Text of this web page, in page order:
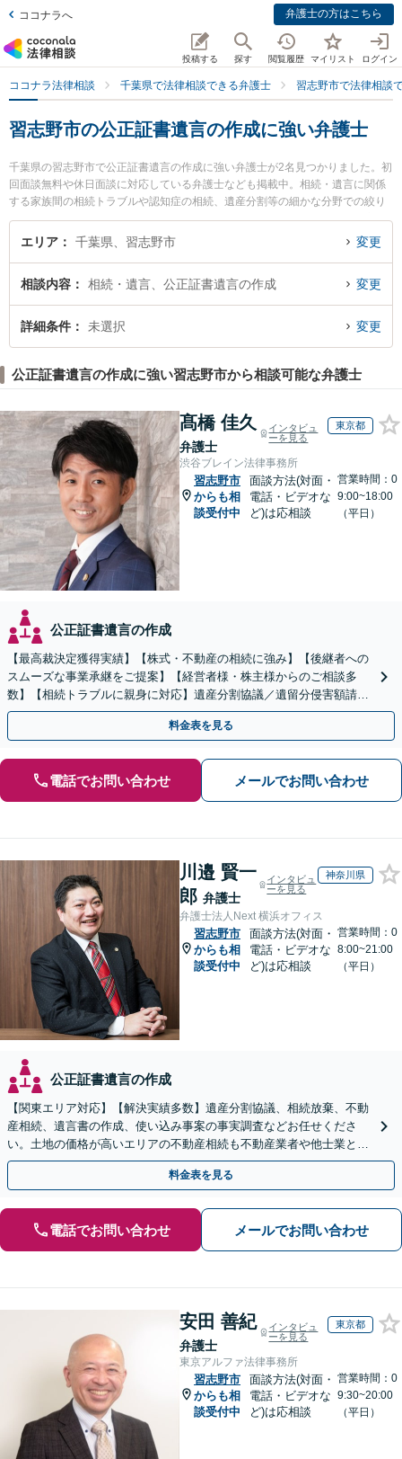
ココナラへ 弁護士の方はこちら
投稿する 探す 閲覧履歴 マイリスト ログイン
ココナラ法律相談 千葉県で法律相談できる弁護士 習志野市で法律相談
習志野市の公正証書遺言の作成に強い弁護士
千葉県の習志野市で公正証書遺言の作成に強い弁護士が2名見つかりました。初
回面談無料や休日面談に対応している弁護士なども掲載中。相続・遺言に関係
する家族間の相続トラブルや認知症の相続、遺産分割等の細かな分野での絞り
込み検索もでき便利です。特に弁護士法人M．L．T法律事務所の福世 健一郎弁
護士や弁護士法人M．L．T法律事務所の長谷部 秀幸弁護士のプロフィール情報
書遺言の作成のトラブル解決の実績豊富な近くの弁護士を検索したい』『初回
相談無料で公正証書遺言の作成を法律相談できる習志野市内の弁護士に相談予
約したい』などでお困りの相談者さんにおすすめです。
エリア 千葉県、習志野市 変更
相談内容 相続・遺言、公正証書遺言の作成 変更
詳細条件 未選択 変更
公正証書遺言の作成に強い習志野市から相談可能な弁護士
髙橋 佳久
弁護士
インタビュ
ーを見る
東京都
渋谷ブレイン法律事務所
習志野市
からも相
談受付中
面談方法(対面・
電話・ビデオな
ど)は応相談
営業時間：0
9:00~18:00
（平日）
公正証書遺言の作成
【最高裁決定獲得実績】【株式・不動産の相続に強み】【後継者への
スムーズな事業承継をご提案】【経営者様・株主様からのご相談多
数】【相続トラブルに親身に対応】遺産分割協議／遺留分侵害額請求
／遺言書作成も丁寧に対応【40分相談無料】【渋谷駅3分】
料金表を見る
電話でお問い合わせ メールでお問い合わせ
川邉 賢一
郎 弁護士
インタビュ
ーを見る
神奈川県
弁護士法人Next 横浜オフィス
習志野市
からも相
談受付中
面談方法(対面・
電話・ビデオな
ど)は応相談
営業時間：0
8:00~21:00
（平日）
公正証書遺言の作成
【関東エリア対応】【解決実績多数】遺産分割協議、相続放棄、不動
産相続、遺言書の作成、使い込み事案の事実調査などお任せくださ
い。土地の価格が高いエリアの不動産相続も不動産業者や他士業と連
携し、適切かつ円滑に対応します【初回相談無料】
料金表を見る
電話でお問い合わせ メールでお問い合わせ
安田 善紀
弁護士
インタビュ
ーを見る
東京都
東京アルファ法律事務所
習志野市
からも相
談受付中
面談方法(対面・
電話・ビデオな
ど)は応相談
営業時間：0
9:30~20:00
（平日）